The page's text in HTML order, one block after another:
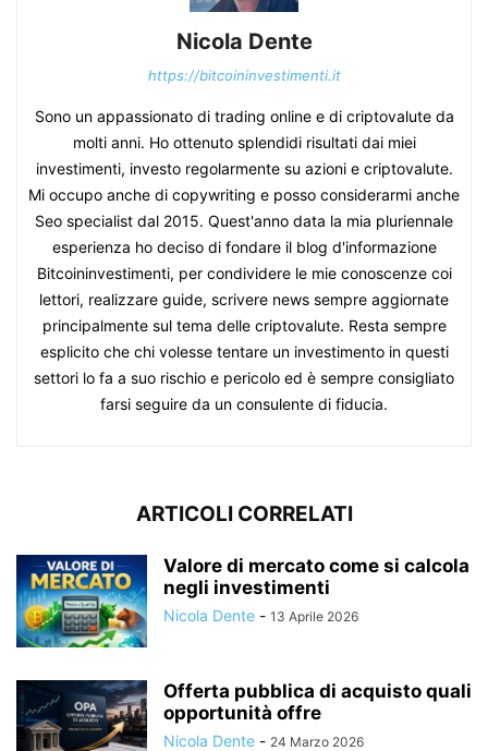
Nicola Dente
https://bitcoininvestimenti.it
Sono un appassionato di trading online e di criptovalute da
molti anni. Ho ottenuto splendidi risultati dai miei
investimenti, investo regolarmente su azioni e criptovalute.
Mi occupo anche di copywriting e posso considerarmi anche
Seo specialist dal 2015. Quest'anno data la mia pluriennale
esperienza ho deciso di fondare il blog d'informazione
Bitcoininvestimenti, per condividere le mie conoscenze coi
lettori, realizzare guide, scrivere news sempre aggiornate
principalmente sul tema delle criptovalute. Resta sempre
esplicito che chi volesse tentare un investimento in questi
settori lo fa a suo rischio e pericolo ed è sempre consigliato
farsi seguire da un consulente di fiducia.
ARTICOLI CORRELATI
Valore di mercato come si calcola
negli investimenti
Nicola Dente - 13 Aprile 2026
Offerta pubblica di acquisto quali
opportunità offre
Nicola Dente - 24 Marzo 2026